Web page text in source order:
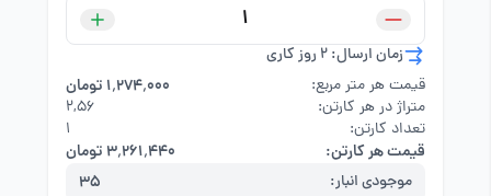
زمان ارسال: 2 روز کاری
قیمت هر متر مربع:
۱٬۲۷۴٬۰۰۰ تومان
متراژ در هر کارتن:
۲,۵۶
تعداد کارتن:
1
قیمت هر کارتن: ۳٬۲۶۱٬۴۴۰ تومان
موجودی انبار: 35